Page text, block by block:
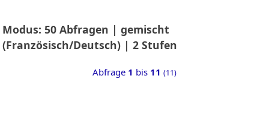
Modus: 50 Abfragen | gemischt
(Französisch/Deutsch) | 2 Stufen
Abfrage 1 bis 11 (11)